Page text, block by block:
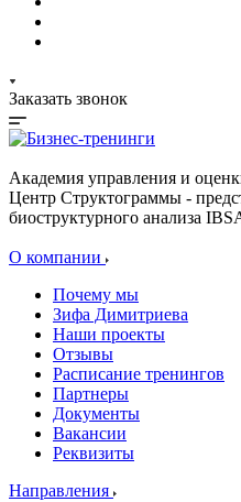
Заказать звонок
Академия управления и
Центр Структограммы -
биоструктурного анализа
О компании
Почему мы
Зифа Димитриева
Наши проекты
Отзывы
Расписание тренингов
Партнеры
Документы
Вакансии
Реквизиты
Направления